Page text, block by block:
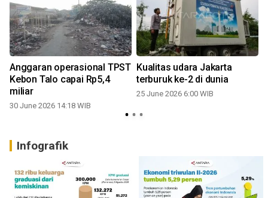
Anggaran operasional TPST
Kebon Talo capai Rp5,4
miliar
30 June 2026 14:18 WIB
Kualitas udara Jakarta
terburuk ke-2 di dunia
25 June 2026 6:00 WIB
Infografik